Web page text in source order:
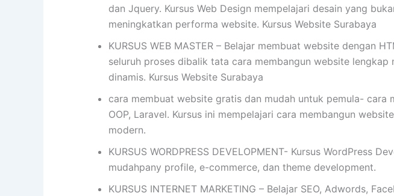
dan Jquery. Kursus Web Design mempelajari desain yang
meningkatkan performa website. Kursus Website Surabaya
KURSUS WEB MASTER – Belajar membuat website dengan
seluruh proses dibalik tata cara membangun website
dinamis. Kursus Website Surabaya
cara membuat website gratis dan mudah untuk pemula- cara
OOP, Laravel. Kursus ini mempelajari cara membangun
modern.
KURSUS WORDPRESS DEVELOPMENT- Kursus WordPress
mudahpany profile, e-commerce, dan theme development.
KURSUS INTERNET MARKETING – Belajar SEO, Adwords,